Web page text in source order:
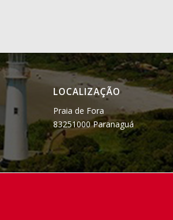
LOCALIZAÇÃO
Praia de Fora
83251000 Paranaguá